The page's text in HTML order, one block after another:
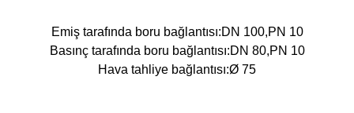
Emiş tarafında boru bağlantısı:DN 100,PN 10
Basınç tarafında boru bağlantısı:DN 80,PN 10
Hava tahliye bağlantısı:Ø 75